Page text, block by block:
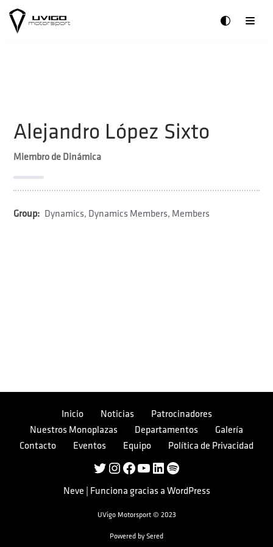
Saltar
Alejandro López Sixto
Miembro de Dinámica
Group: Dynamics, Dynamics Members, Members
Inicio Noticias
Patrocinadores
Nuestros Monoplazas
Departamentos
Galería
Contacto
Eventos Equipo Política de Privacidad
Neve | Funciona gracias a WordPress
UVigo Motorsport © 2023
Powered bySered